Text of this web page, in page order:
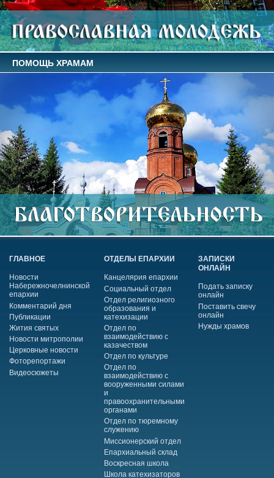
ПОМОЩЬ ХРАМАМ
ГЛАВНОЕ
Новости
Набережночелнинской
епархии
Комментарий дня
Публикации
Жития святых
Новости митрополии
Церковные новости
Фоторепортажи
Видеосюжеты
ОТДЕЛЫ ЕПАРХИИ
Канцелярия епархии
Социальный отдел
Отдел религиозного
образования и
катехизации
Отдел по
взаимодействию с
казачеством
Отдел по культуре
Отдел по
взаимодействию с
вооруженными силами
и
правоохранительными
органами
Отдел по тюремному
служению
Миссионерский отдел
Епархиальный склад
Воскресная школа
Школа катехизаторов
ЗАПИСКИ
ОНЛАЙН
Подать записку
онлайн
Поставить свечу
онлайн
Нужды храмов